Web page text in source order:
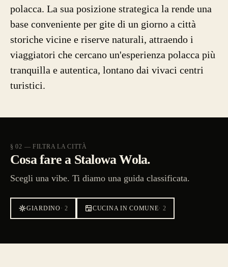
polacca. La sua posizione strategica la rende una
base conveniente per gite di un giorno a città
storiche vicine e riserve naturali, attraendo i
viaggiatori che cercano un'esperienza polacca più
tranquilla e autentica, lontano dai vivaci centri
turistici.
§ 02 — FILTRA LA CITTÀ
Cosa fare a Stalowa Wola.
Scegli una vibe. Ti diamo una guida classificata.
GIARDINO·2 CUCINA IN COMUNE· 2